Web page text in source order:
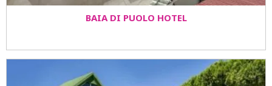
BAIA DI PUOLO HOTEL